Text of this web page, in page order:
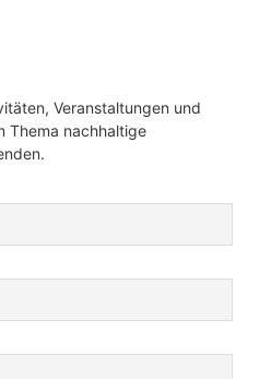
Veranstaltungen und
Thema nachhaltige